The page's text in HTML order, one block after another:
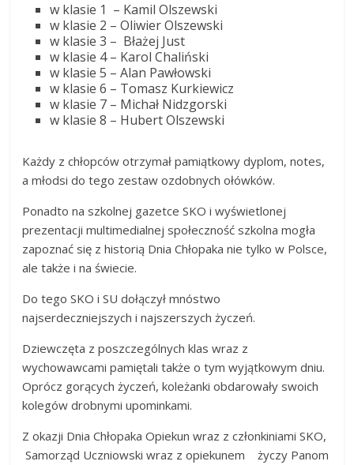
w klasie 1 – Kamil Olszewski
w klasie 2 – Oliwier Olszewski
w klasie 3 – Błażej Just
w klasie 4 – Karol Chaliński
w klasie 5 – Alan Pawłowski
w klasie 6 – Tomasz Kurkiewicz
w klasie 7 – Michał Nidzgorski
w klasie 8 – Hubert Olszewski
Każdy z chłopców otrzymał pamiątkowy dyplom, notes,
a młodsi do tego zestaw ozdobnych ołówków.
Ponadto na szkolnej gazetce SKO i wyświetlonej
prezentacji multimedialnej społeczność szkolna mogła
zapoznać się z historią Dnia Chłopaka nie tylko w Polsce,
ale także i na świecie.
Do tego SKO i SU dołączył mnóstwo
najserdeczniejszych i najszerszych życzeń.
Dziewczęta z poszczególnych klas wraz z
wychowawcami pamiętali także o tym wyjątkowym dniu.
Oprócz gorących życzeń, koleżanki obdarowały swoich
kolegów drobnymi upominkami.
Z okazji Dnia Chłopaka Opiekun wraz z członkiniami SKO,
Samorząd Uczniowski wraz z opiekunem życzy Panom